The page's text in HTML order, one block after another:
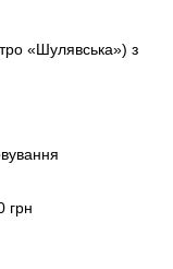
«Шулявська») з
грн